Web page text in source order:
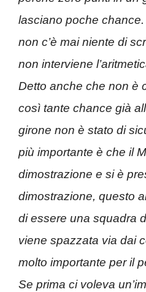
lasciano poche
non c’è mai niente di
non interviene
Detto anche che non è
così tante chance già
girone non è stato di
più importante è che il
dimostrazione e si è
dimostrazione, questo
di essere una squadra
viene spazzata via dai
molto importante per il
Se prima ci voleva